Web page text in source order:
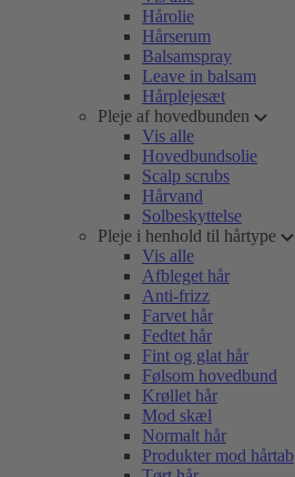
Hårolie
Hårserum
Balsamspray
Leave in balsam
Hårplejesæt
Pleje af hovedbunden
Vis alle
Hovedbundsolie
Scalp scrubs
Hårvand
Solbeskyttelse
Pleje i henhold til hårtype
Vis alle
Afbleget hår
Anti-frizz
Farvet hår
Fedtet hår
Fint og glat hår
Følsom hovedbund
Krøllet hår
Mod skæl
Normalt hår
Produkter mod hårtab